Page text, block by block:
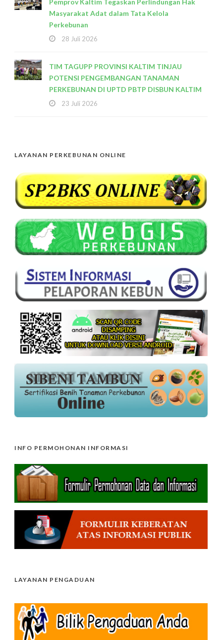
Masyarakat Adat dalam Tata Kelola
Perkebunan
28 Juli 2026
TIM TAGUPP PROVINSI KALTIM TINJAU
POTENSI PENGEMBANGAN TANAMAN
PERKEBUNAN DI UPTD PBTP DISBUN KALTIM
23 Juli 2026
LAYANAN PERKEBUNAN ONLINE
INFO PERMOHONAN INFORMASI
LAYANAN PENGADUAN